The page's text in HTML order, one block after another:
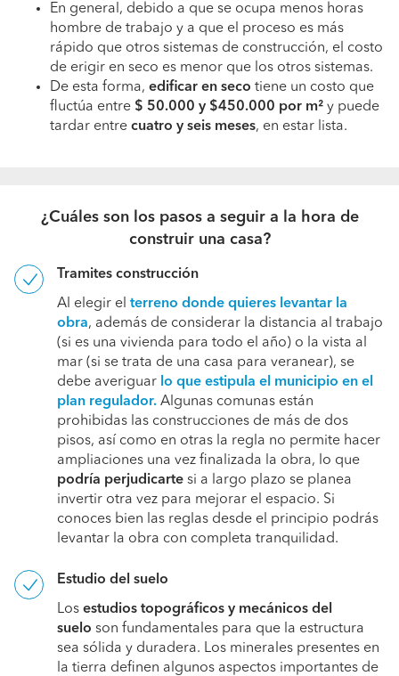
En general, debido a que se ocupa menos horas
hombre de trabajo y a que el proceso es más
rápido que otros sistemas de construcción, el costo
de erigir en seco es menor que los otros sistemas.
De esta forma, edificar en seco tiene un costo que
fluctúa entre $ 50.000 y $450.000 por m² y puede
tardar entre cuatro y seis meses, en estar lista.
¿Cuáles son los pasos a seguir a la hora de
construir una casa?
Tramites construcción
Al elegir el terreno donde quieres levantar la
obra, además de considerar la distancia al trabajo
(si es una vivienda para todo el año) o la vista al
mar (si se trata de una casa para veranear), se
debe averiguar lo que estipula el municipio en el
plan regulador. Algunas comunas están
prohibidas las construcciones de más de dos
pisos, así como en otras la regla no permite hacer
ampliaciones una vez finalizada la obra, lo que
podría perjudicarte si a largo plazo se planea
invertir otra vez para mejorar el espacio. Si
conoces bien las reglas desde el principio podrás
levantar la obra con completa tranquilidad.
Estudio del suelo
Los estudios topográficos y mecánicos del
suelo son fundamentales para que la estructura
sea sólida y duradera. Los minerales presentes en
la tierra definen algunos aspectos importantes de